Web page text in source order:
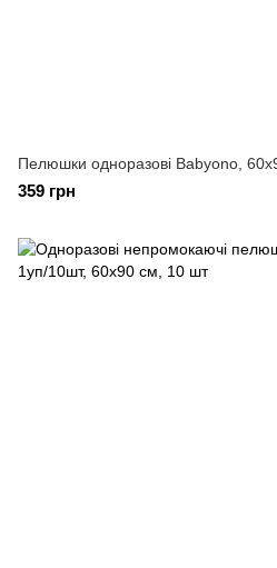
Пелюшки одноразові Babyono,
359 грн